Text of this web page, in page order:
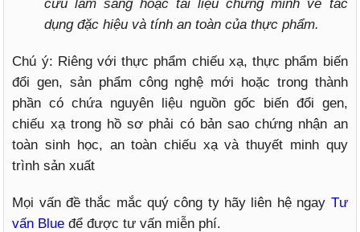
cứu lâm sàng hoặc tài liệu chứng minh về tác
dụng đặc hiệu và tính an toàn của thực phẩm.
Chú ý: Riêng với thực phẩm chiếu xạ, thực phẩm biến
đổi gen, sản phẩm công nghệ mới hoặc trong thành
phần có chứa nguyên liệu nguồn gốc biến đổi gen,
chiếu xạ trong hồ sơ phải có bản sao chứng nhận an
toàn sinh học, an toàn chiếu xạ và thuyết minh quy
trình sản xuất
Mọi vấn đề thắc mắc quý công ty hãy liên hệ ngay Tư
vấn Blue để được tư vấn miễn phí.